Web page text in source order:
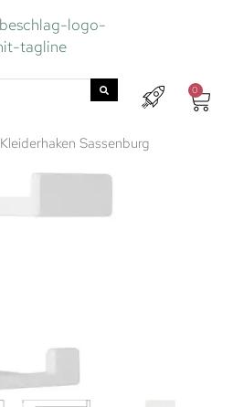
0
Kleiderhaken Sassenburg